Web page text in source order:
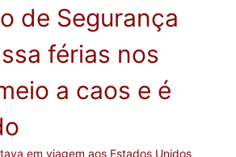
de Segurança
férias nos
a caos e é
em viagem aos Estados Unidos